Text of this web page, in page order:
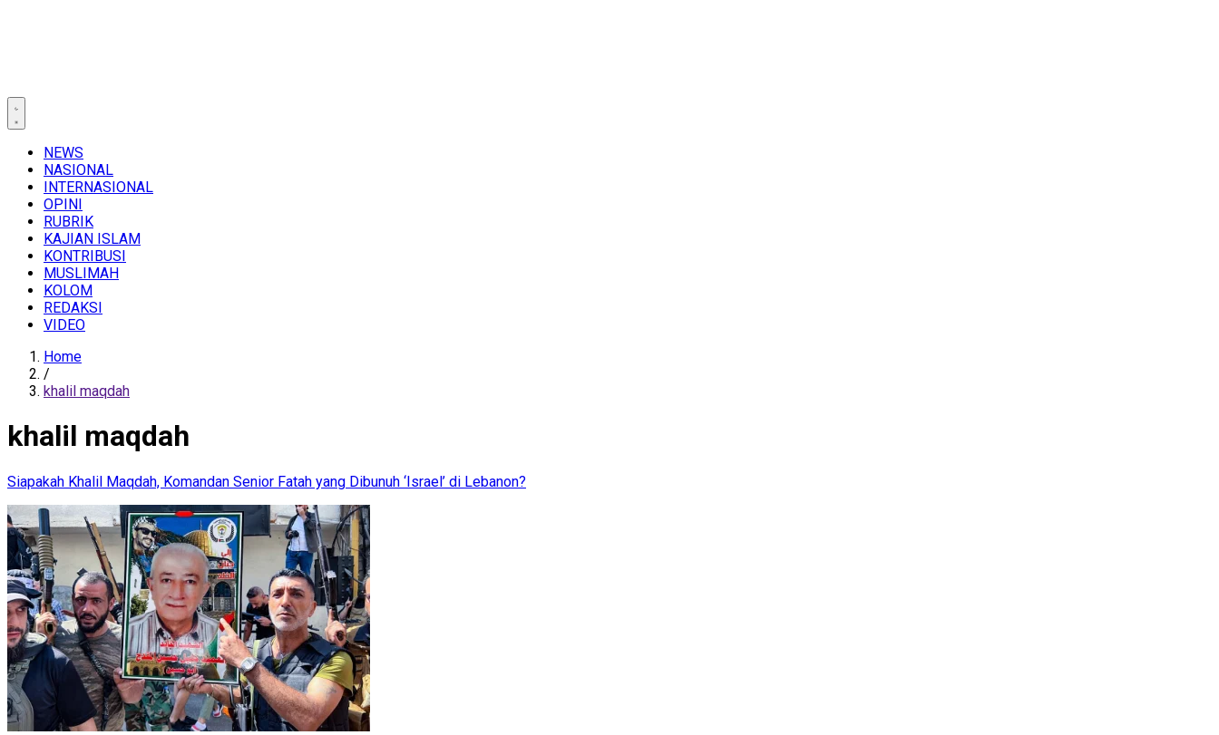
NEWS
NASIONAL
INTERNASIONAL
OPINI
RUBRIK
KAJIAN ISLAM
KONTRIBUSI
MUSLIMAH
KOLOM
REDAKSI
VIDEO
Home
/
khalil maqdah
khalil maqdah
Siapakah Khalil Maqdah, Komandan Senior Fatah yang Dibunuh ‘Israel’ di Lebanon?